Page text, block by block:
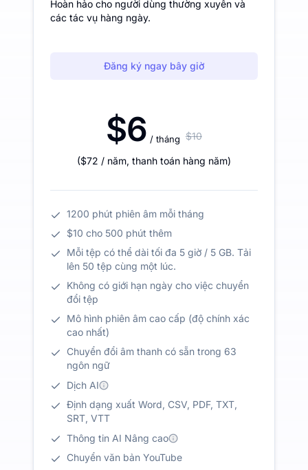
Hoàn hảo cho người dùng thường xuyên và
các tác vụ hàng ngày.
Đăng ký ngay bây giờ
$6 / tháng $10
($72 / năm, thanh toán hàng năm)
1200 phút phiên âm mỗi tháng
$10 cho 500 phút thêm
Mỗi tệp có thể dài tối đa 5 giờ / 5 GB. Tải
lên 50 tệp cùng một lúc.
Không có giới hạn ngày cho việc chuyển
đổi tệp
Mô hình phiên âm cao cấp (độ chính xác
cao nhất)
Chuyển đổi âm thanh có sẵn trong 63
ngôn ngữ
Dịch AI
Định dạng xuất Word, CSV, PDF, TXT,
SRT, VTT
Thông tin AI Nâng cao
Chuyển văn bản YouTube